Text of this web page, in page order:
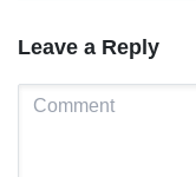
Leave a Reply